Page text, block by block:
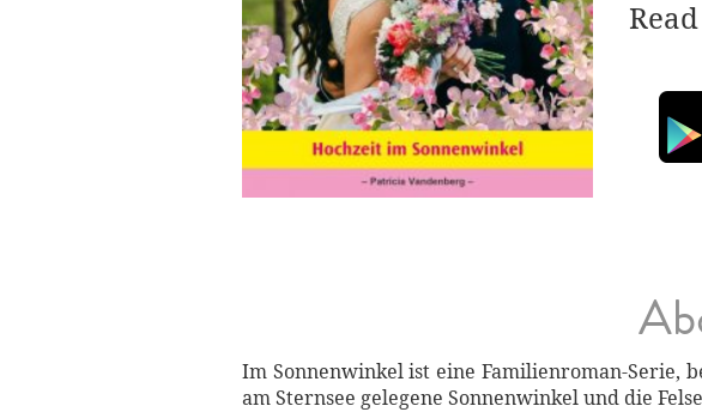
Im Sonnenwinkel ist eine Familienroman-Serie,
am Sternsee gelegene Sonnenwinkel und die